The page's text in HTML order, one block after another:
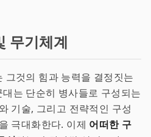
무기체계
그것의 힘과 능력을 결정짓는
단순히 병사들로 구성되는
기술, 그리고 전략적인 구성
극대화한다. 이제 어떠한 구